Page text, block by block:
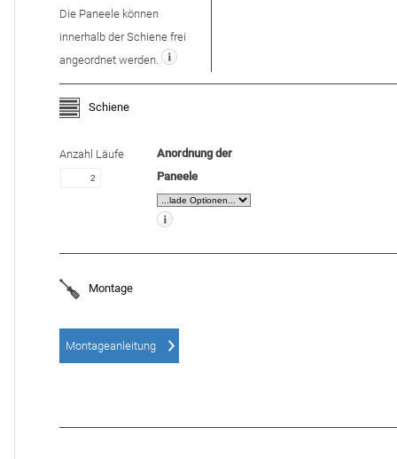
Die Paneele können
innerhalb der Schiene frei
angeordnet werden.
Schiene
Anzahl Läufe
Anordnung der
Paneele
Montage
Montageanleitung